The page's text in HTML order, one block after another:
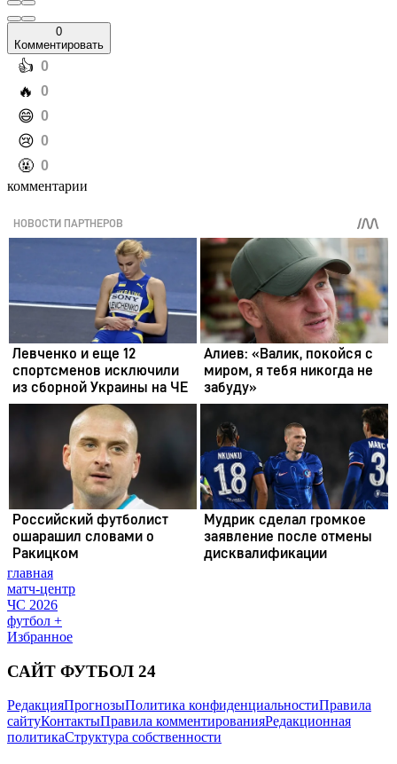
0
Комментировать
️👍 0
️🔥 0
️😄 0
️😢 0
️🤬 0
комментарии
главная
матч-центр
ЧС 2026
футбол +
Избранное
САЙТ ФУТБОЛ 24
РедакцияПрогнозыПолитика конфиденциальностиПравила
сайтуКонтактыПравила комментированияРедакционная
политикаСтруктура собственности